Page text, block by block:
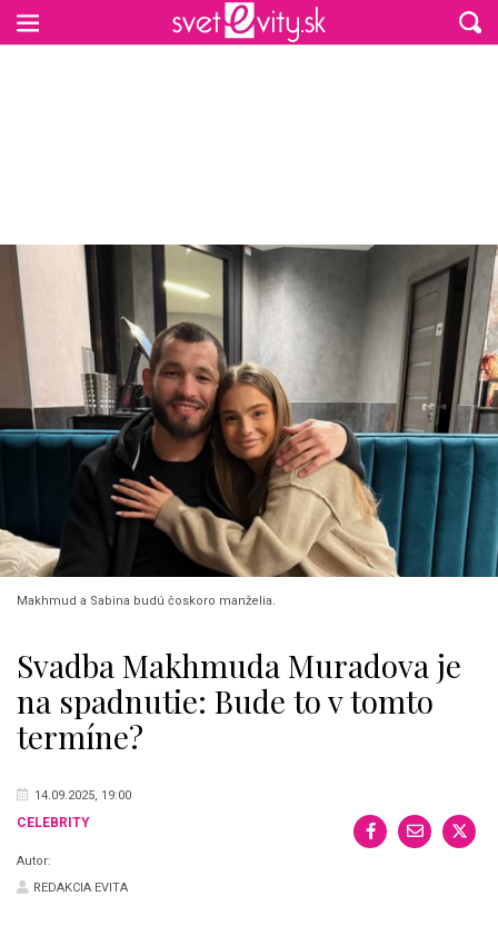
Makhmud a Sabina budú čoskoro manželia.
Svadba Makhmuda Muradova je
na spadnutie: Bude to v tomto
termíne?
14.09.2025, 19:00
CELEBRITY
Autor:
REDAKCIA EVITA